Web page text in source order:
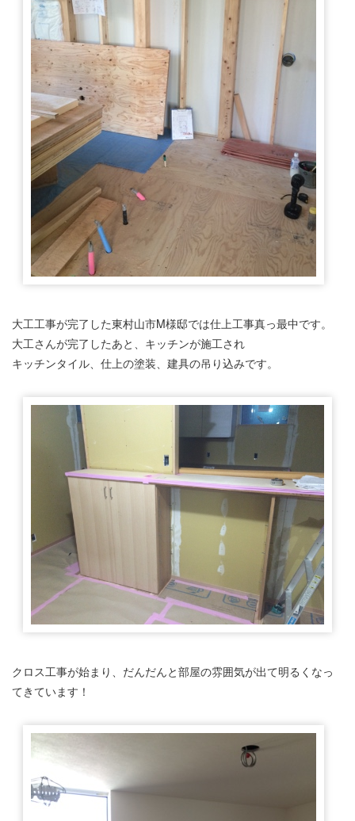
大工工事が完了した東村山市M様邸では仕上工事真っ最中です。
大工さんが完了したあと、キッチンが施工され
キッチンタイル、仕上の塗装、建具の吊り込みです。
クロス工事が始まり、だんだんと部屋の雰囲気が出て明るくなっ
てきています！